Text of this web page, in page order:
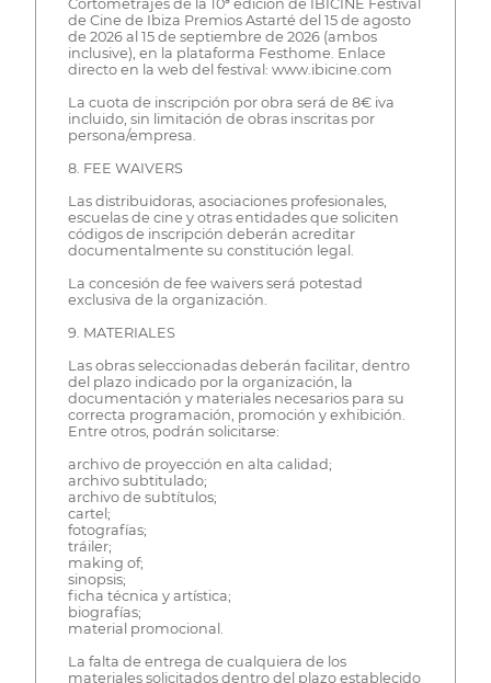
Cortometrajes de la 10ª edición de IBICINE Festival
de Cine de Ibiza Premios Astarté del 15 de agosto
de 2026 al 15 de septiembre de 2026 (ambos
inclusive), en la plataforma Festhome. Enlace
directo en la web del festival: www.ibicine.com
La cuota de inscripción por obra será de 8€ iva
incluido, sin limitación de obras inscritas por
persona/empresa.
8. FEE WAIVERS
Las distribuidoras, asociaciones profesionales,
escuelas de cine y otras entidades que soliciten
códigos de inscripción deberán acreditar
documentalmente su constitución legal.
La concesión de fee waivers será potestad
exclusiva de la organización.
9. MATERIALES
Las obras seleccionadas deberán facilitar, dentro
del plazo indicado por la organización, la
documentación y materiales necesarios para su
correcta programación, promoción y exhibición.
Entre otros, podrán solicitarse:
archivo de proyección en alta calidad;
archivo subtitulado;
archivo de subtítulos;
cartel;
fotografías;
tráiler;
making of;
sinopsis;
ficha técnica y artística;
biografías;
material promocional.
La falta de entrega de cualquiera de los
materiales solicitados dentro del plazo establecido